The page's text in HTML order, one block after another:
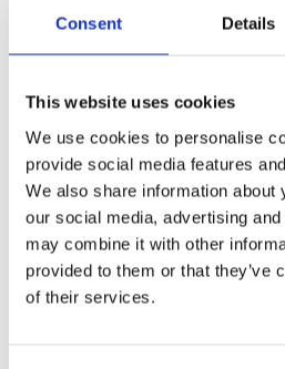
Consent Details
This website uses cookies
We use cookies to personalise
provide social media features
We also share information about
our social media, advertising
may combine it with other
provided to them or that they’ve
of their services.
14 DAGEN RETOURTERMIJN
24/7 ONLINE WINKELEN
Productomschrijving
Specificaties